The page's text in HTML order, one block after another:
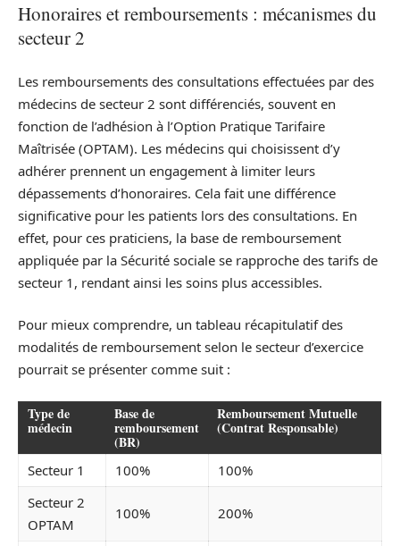
Honoraires et remboursements : mécanismes du
secteur 2
Les remboursements des consultations effectuées par des
médecins de secteur 2 sont différenciés, souvent en
fonction de l’adhésion à l’Option Pratique Tarifaire
Maîtrisée (OPTAM). Les médecins qui choisissent d’y
adhérer prennent un engagement à limiter leurs
dépassements d’honoraires. Cela fait une différence
significative pour les patients lors des consultations. En
effet, pour ces praticiens, la base de remboursement
appliquée par la Sécurité sociale se rapproche des tarifs de
secteur 1, rendant ainsi les soins plus accessibles.
Pour mieux comprendre, un tableau récapitulatif des
modalités de remboursement selon le secteur d’exercice
pourrait se présenter comme suit :
Type de
médecin
Base de
remboursement
(BR)
Remboursement Mutuelle
(Contrat Responsable)
Secteur 1 100%
100%
Secteur 2
OPTAM
100% 200%